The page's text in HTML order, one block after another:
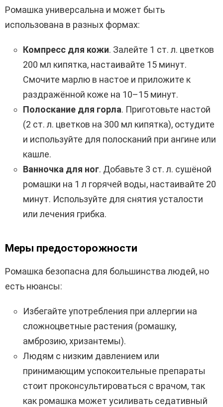
Ромашка универсальна и может быть
использована в разных формах:
Компресс для кожи. Залейте 1 ст. л. цветков
200 мл кипятка, настаивайте 15 минут.
Смочите марлю в настое и приложите к
раздражённой коже на 10–15 минут.
Полоскание для горла. Приготовьте настой
(2 ст. л. цветков на 300 мл кипятка), остудите
и используйте для полосканий при ангине или
кашле.
Ванночка для ног. Добавьте 3 ст. л. сушёной
ромашки на 1 л горячей воды, настаивайте 20
минут. Используйте для снятия усталости
или лечения грибка.
Меры предосторожности
Ромашка безопасна для большинства людей, но
есть нюансы:
Избегайте употребления при аллергии на
сложноцветные растения (ромашку,
амброзию, хризантемы).
Людям с низким давлением или
принимающим успокоительные препараты
стоит проконсультироваться с врачом, так
как ромашка может усиливать седативный